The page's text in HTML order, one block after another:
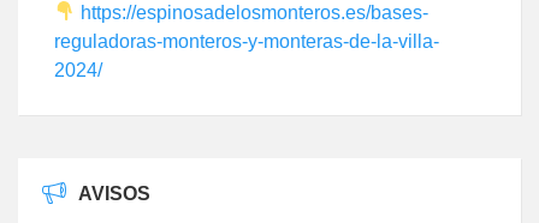
https://espinosadelosmonteros.es/bases-
reguladoras-monteros-y-monteras-de-la-villa-
2024/
AVISOS